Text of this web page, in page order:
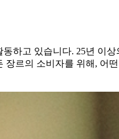
하고 있습니다. 25년 이
르의 소비자를 위해, 어